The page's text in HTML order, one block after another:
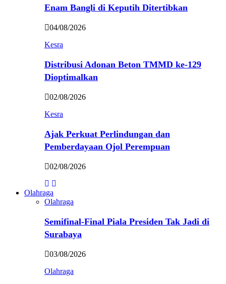
Enam Bangli di Keputih Ditertibkan
04/08/2026
Kesra
Distribusi Adonan Beton TMMD ke-129
Dioptimalkan
02/08/2026
Kesra
Ajak Perkuat Perlindungan dan
Pemberdayaan Ojol Perempuan
02/08/2026
Olahraga
Olahraga
Semifinal-Final Piala Presiden Tak Jadi di
Surabaya
03/08/2026
Olahraga